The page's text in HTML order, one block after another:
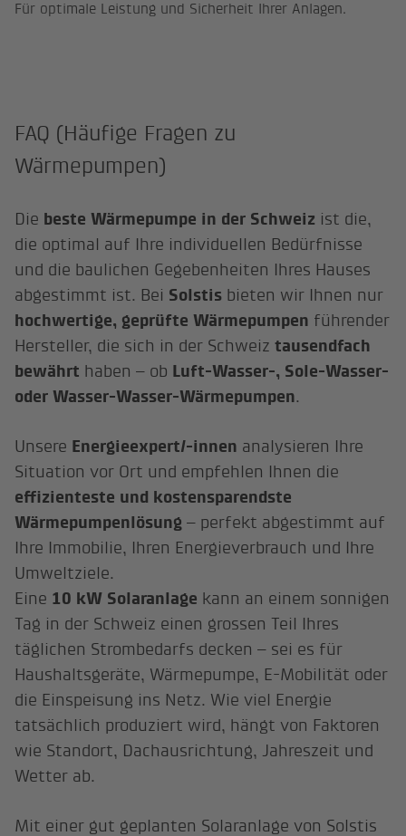
Für optimale Leistung und Sicherheit Ihrer Anlagen.
FAQ (Häufige Fragen zu
Wärmepumpen)
Die beste Wärmepumpe in der Schweiz ist die,
die optimal auf Ihre individuellen Bedürfnisse
und die baulichen Gegebenheiten Ihres Hauses
abgestimmt ist. Bei Solstis bieten wir Ihnen nur
hochwertige, geprüfte Wärmepumpen führender
Hersteller, die sich in der Schweiztausendfach
bewährt haben – ob Luft-Wasser-, Sole-Wasser-
oder Wasser-Wasser-Wärmepumpen.
Unsere Energieexpert/-innen analysieren Ihre
Situation vor Ort und empfehlen Ihnen die
effizienteste und kostensparendste
Wärmepumpenlösung – perfekt abgestimmt auf
Ihre Immobilie, Ihren Energieverbrauch und Ihre
Umweltziele.
Eine 10 kW Solaranlage kann an einem sonnigen
Tag in der Schweiz einen grossen Teil Ihres
täglichen Strombedarfs decken – sei es für
Haushaltsgeräte, Wärmepumpe, E-Mobilität oder
die Einspeisung ins Netz. Wie viel Energie
tatsächlich produziert wird, hängt von Faktoren
wie Standort, Dachausrichtung, Jahreszeit und
Wetter ab.
Mit einer gut geplanten Solaranlage von Solstis